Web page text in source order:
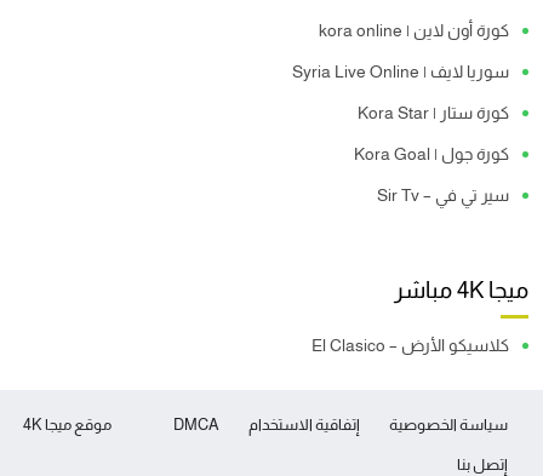
كورة أون لاين | kora online
سوريا لايف | Syria Live Online
كورة ستار | Kora Star
كورة جول | Kora Goal
سير تي في – Sir Tv
ميجا 4K مباشر
كلاسيكو الأرض – El Clasico
موقع ميجا 4K سياسة الخصوصية إتفاقية الاستخدام DMCA
إتصل بنا